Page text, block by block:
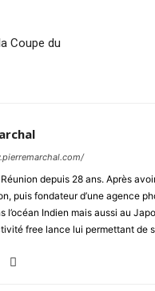
Coupe du
depuis 28 ans. Après
puis fondateur d’une agence
l’océan Indien mais aussi au
free lance lui permettant de